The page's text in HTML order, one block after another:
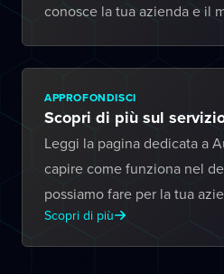
conosce la tua azienda e il
APPROFONDISCI
Scopri di più sul
Leggi la pagina dedicata a
capire come funziona nel
possiamo fare per la tua
Scopri di più